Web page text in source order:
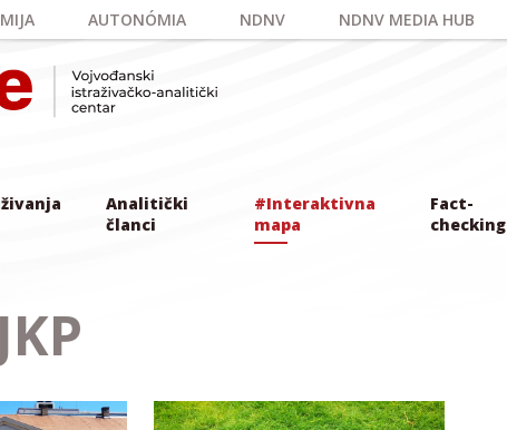
AUTONÓMIA NDNV NDNV MEDIA HUB
Analitički
članci
#Interaktivna
mapa
Fact-
checking